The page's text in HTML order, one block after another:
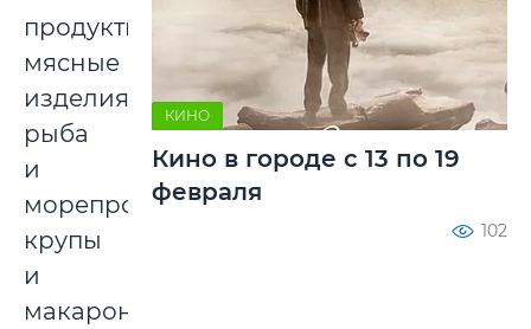
продукты,
мясные
изделия,
рыба
и
морепродукты,
крупы
и
макаронные
КИНО
Кино в городе с 13 по 19
февраля
102